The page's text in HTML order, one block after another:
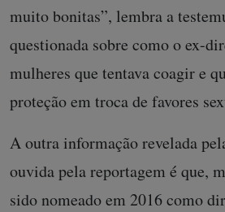
muito bonitas”, lembra a
questionada sobre como o ex-
mulheres que tentava coagir e
proteção em troca de favores
A outra informação revelada
ouvida pela reportagem é que,
sido nomeado em 2016 como